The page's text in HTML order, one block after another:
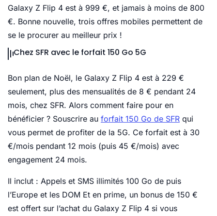
Galaxy Z Flip 4 est à 999 €, et jamais à moins de 800
€. Bonne nouvelle, trois offres mobiles permettent de
se le procurer au meilleur prix !
Chez SFR avec le forfait 150 Go 5G
Bon plan de Noël, le Galaxy Z Flip 4 est à 229 €
seulement, plus des mensualités de 8 € pendant 24
mois, chez SFR. Alors comment faire pour en
bénéficier ? Souscrire au forfait 150 Go de SFR qui
vous permet de profiter de la 5G. Ce forfait est à 30
€/mois pendant 12 mois (puis 45 €/mois) avec
engagement 24 mois.
Il inclut : Appels et SMS illimités 100 Go de puis
l’Europe et les DOM Et en prime, un bonus de 150 €
est offert sur l’achat du Galaxy Z Flip 4 si vous